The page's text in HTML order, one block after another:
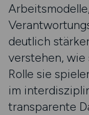
deutlich
verstehen,
Rolle sie
im
transparente